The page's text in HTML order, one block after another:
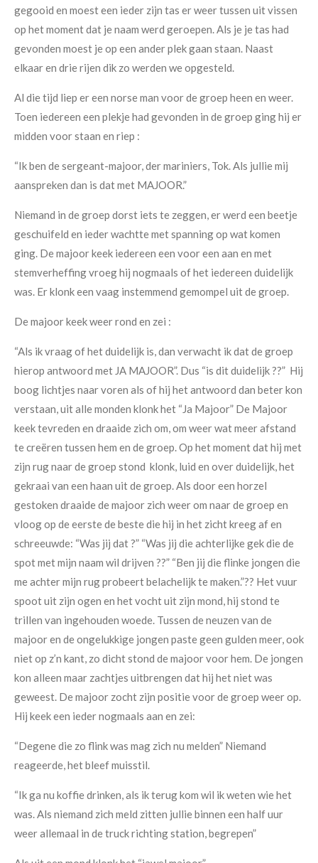
gegooid en moest een ieder zijn tas er weer tussen uit vissen
op het moment dat je naam werd geroepen. Als je je tas had
gevonden moest je op een ander plek gaan staan. Naast
elkaar en drie rijen dik zo werden we opgesteld.
Al die tijd liep er een norse man voor de groep heen en weer.
Toen iedereen een plekje had gevonden in de groep ging hij er
midden voor staan en riep :
“Ik ben de sergeant-majoor, der mariniers, Tok. Als jullie mij
aanspreken dan is dat met MAJOOR.”
Niemand in de groep dorst iets te zeggen, er werd een beetje
geschuifeld en ieder wachtte met spanning op wat komen
ging. De majoor keek iedereen een voor een aan en met
stemverheffing vroeg hij nogmaals of het iedereen duidelijk
was. Er klonk een vaag instemmend gemompel uit de groep.
De majoor keek weer rond en zei :
“Als ik vraag of het duidelijk is, dan verwacht ik dat de groep
hierop antwoord met JA MAJOOR”. Dus “is dit duidelijk ??” Hij
boog lichtjes naar voren als of hij het antwoord dan beter kon
verstaan, uit alle monden klonk het “Ja Majoor” De Majoor
keek tevreden en draaide zich om, om weer wat meer afstand
te creëren tussen hem en de groep. Op het moment dat hij met
zijn rug naar de groep stond klonk, luid en over duidelijk, het
gekraai van een haan uit de groep. Als door een horzel
gestoken draaide de majoor zich weer om naar de groep en
vloog op de eerste de beste die hij in het zicht kreeg af en
schreeuwde: “Was jij dat ?” “Was jij die achterlijke gek die de
spot met mijn naam wil drijven ??” “Ben jij die flinke jongen die
me achter mijn rug probeert belachelijk te maken.”?? Het vuur
spoot uit zijn ogen en het vocht uit zijn mond, hij stond te
trillen van ingehouden woede. Tussen de neuzen van de
majoor en de ongelukkige jongen paste geen gulden meer, ook
niet op z’n kant, zo dicht stond de majoor voor hem. De jongen
kon alleen maar zachtjes uitbrengen dat hij het niet was
geweest. De majoor zocht zijn positie voor de groep weer op.
Hij keek een ieder nogmaals aan en zei:
“Degene die zo flink was mag zich nu melden” Niemand
reageerde, het bleef muisstil.
“Ik ga nu koffie drinken, als ik terug kom wil ik weten wie het
was. Als niemand zich meld zitten jullie binnen een half uur
weer allemaal in de truck richting station, begrepen”